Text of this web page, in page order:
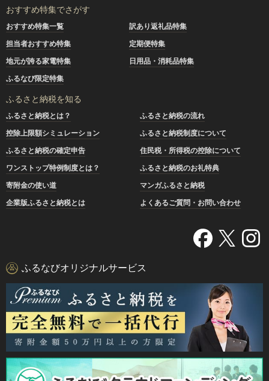
おすすめ特集でさがす
おすすめ特集一覧
訳あり返礼品特集
担当者おすすめ特集
定期便特集
地元が誇る家電特集
日用品・消耗品特集
ふるなび限定特集
ふるさと納税を知る
ふるさと納税とは？
ふるさと納税の流れ
控除上限額シミュレーション
ふるさと納税制度について
ふるさと納税の確定申告
住民税・所得税の控除について
ワンストップ特例制度とは？
ふるさと納税のお礼特典
寄附金の使い道
マンガふるさと納税
企業版ふるさと納税とは
よくあるご質問・お問い合わせ
ふるなびオリジナルサービス